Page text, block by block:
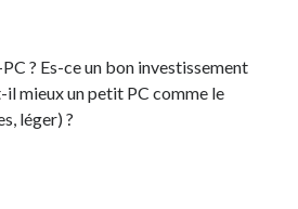
PC ? Es-ce un bon investissement
mieux un petit PC comme le
léger) ?